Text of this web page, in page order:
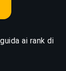
ai rank di